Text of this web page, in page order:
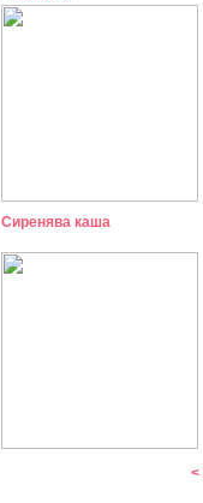
Сиренява каша
<